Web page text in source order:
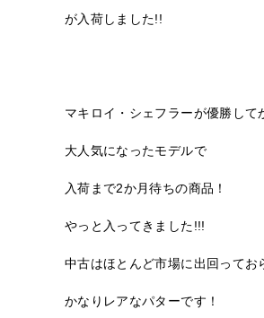
が入荷しました!!
マキロイ・シェフラーが優勝して
大人気になったモデルで
入荷まで2か月待ちの商品！
やっと入ってきました!!!
中古はほとんど市場に出回ってお
かなりレアなパターです！